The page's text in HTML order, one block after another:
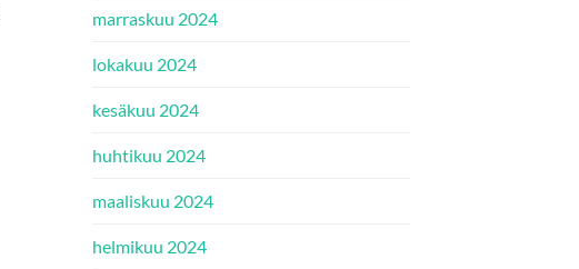
marraskuu 2024
lokakuu 2024
kesäkuu 2024
huhtikuu 2024
maaliskuu 2024
helmikuu 2024